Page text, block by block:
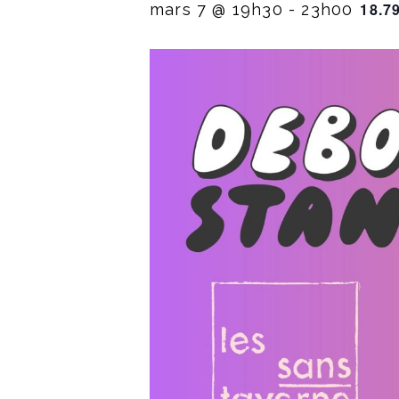
mars 7 @ 19h30 - 23h00